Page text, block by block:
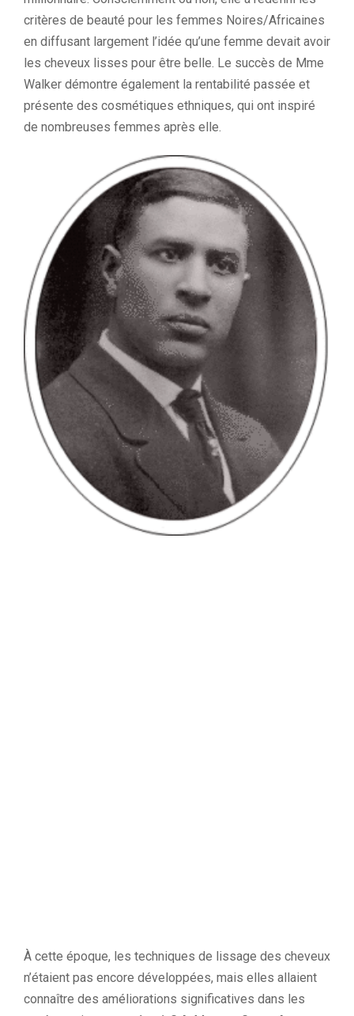
critères de beauté pour les femmes Noires/Africaines
en diffusant largement l’idée qu’une femme devait avoir
les cheveux lisses pour être belle. Le succès de Mme
Walker démontre également la rentabilité passée et
présente des cosmétiques ethniques, qui ont inspiré
de nombreuses femmes après elle.
À cette époque, les techniques de lissage des cheveux
n’étaient pas encore développées, mais elles allaient
connaître des améliorations significatives dans les